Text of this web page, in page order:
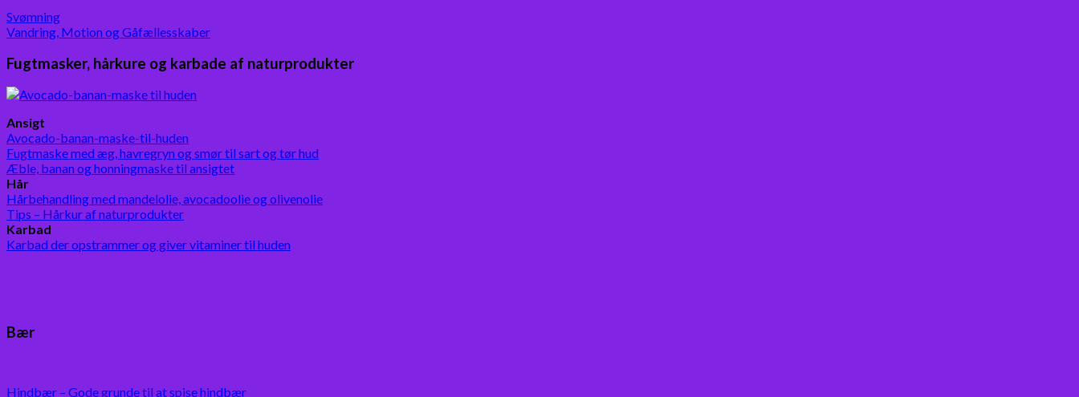
Svømning
Vandring, Motion og Gåfællesskaber
Fugtmasker, hårkure og karbade af naturprodukter
Ansigt
Avocado-banan-maske-til-huden
Fugtmaske med æg, havregryn og smør til sart og tør hud
Æble, banan og honningmaske til ansigtet
Hår
Hårbehandling med mandelolie, avocadoolie og olivenolie
Tips – Hårkur af naturprodukter
Karbad
Karbad der opstrammer og giver vitaminer til huden
Bær
Hindbær – Gode grunde til at spise hindbær